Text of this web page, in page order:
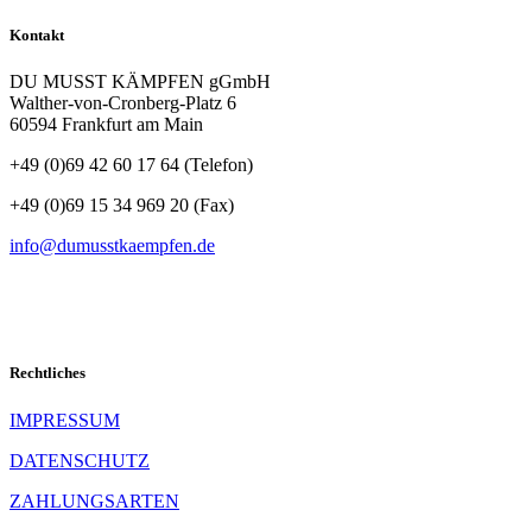
Kontakt
DU MUSST KÄMPFEN gGmbH
Walther-von-Cronberg-Platz 6
60594 Frankfurt am Main
+49 (0)69 42 60 17 64 (Telefon)
+49 (0)69 15 34 969 20 (Fax)
info@dumusstkaempfen.de
Rechtliches
IMPRESSUM
DATENSCHUTZ
ZAHLUNGSARTEN